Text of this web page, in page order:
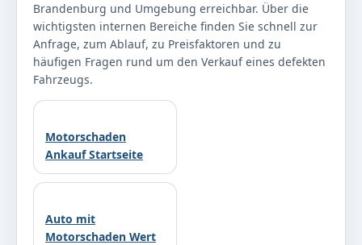
Brandenburg und Umgebung erreichbar. Über die
wichtigsten internen Bereiche finden Sie schnell zur
Anfrage, zum Ablauf, zu Preisfaktoren und zu
häufigen Fragen rund um den Verkauf eines defekten
Fahrzeugs.
Motorschaden
Ankauf Startseite
Auto mit
Motorschaden Wert